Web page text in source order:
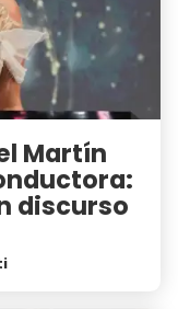
Martín
discurso